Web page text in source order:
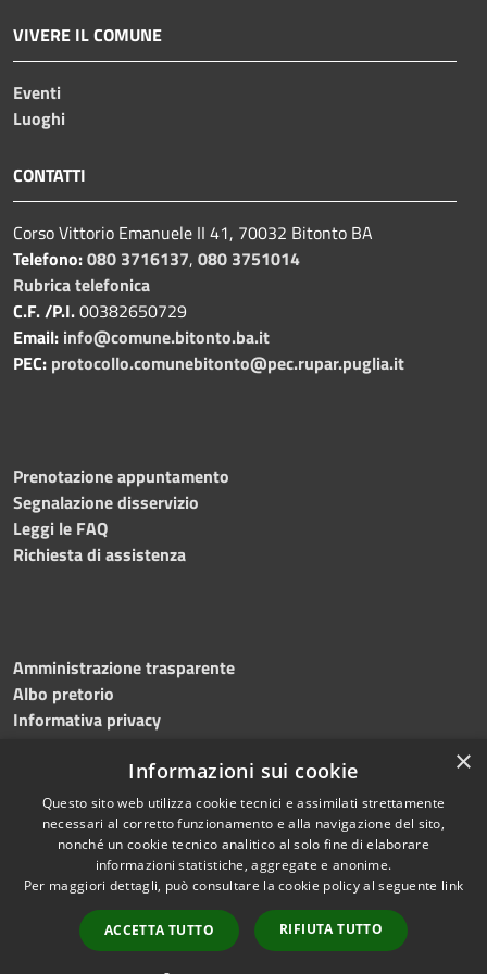
VIVERE IL COMUNE
Eventi
Luoghi
CONTATTI
Corso Vittorio Emanuele II 41, 70032 Bitonto BA
Telefono:080 3716137, 080 3751014
Rubrica telefonica
C.F. /P.I.00382650729
Email: info@comune.bitonto.ba.it
PEC: protocollo.comunebitonto@pec.rupar.puglia.it
Prenotazione appuntamento
Segnalazione disservizio
Leggi le FAQ
Richiesta di assistenza
Amministrazione trasparente
Albo pretorio
Informativa privacy
Dichiarazione di accessibilità Meccanismo di feedback
RSS
Copyright © 2026 • Comune di
Municipium•
Accesso
redazione
×
Informazioni sui cookie
Questo sito web utilizza cookie tecnici e assimilati strettamente
necessari al corretto funzionamento e alla navigazione del sito,
nonché un cookie tecnico analitico al solo fine di elaborare
informazioni statistiche, aggregate e anonime.
Per maggiori dettagli, può consultare la cookie policy al seguente link
ACCETTA TUTTO RIFIUTA TUTTO